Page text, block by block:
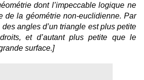
dont l’impeccable logique ne
de la géométrie non-euclidienne. Par
angles d’un triangle est plus petite
et d’autant plus petite que le
surface.]